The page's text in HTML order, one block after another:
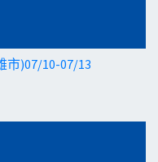
市)07/10-07/13